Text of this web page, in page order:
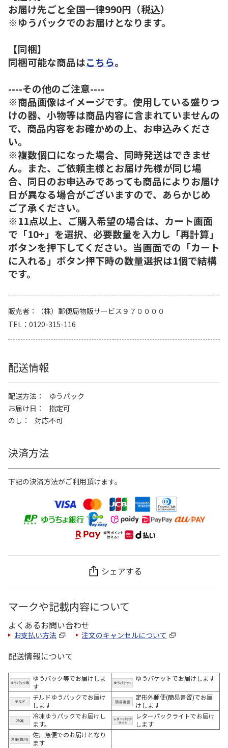
お届け先ごと全国一律990円（税込）
※ゆうパックでのお届けとなります。
【同梱】
同梱可能な商品はこちら。
----その他のご注意----
※商品画像はイメージです。使用している盛りつ
けの器、小物等は商品内容に含まれていませんの
で、商品内容をお確かめの上、お申込みくださ
い。
※複数個口になった場合、同時発送はできませ
ん。また、ご依頼主様とお届け先様が同じ場
合、同日のお申込みであっても商品によりお届け
日が異なる場合がございますので、あらかじめ
ご了承ください。
※11点以上、ご購入希望の場合は、カート画面
で「10+」を選択、必要数量を入力し「再計算」
ボタンを押下してください。当画面での「カート
に入れる」ボタン押下時の数量選択は1個で結構
です。
販売者
（株）郵便局物販サービス９７００００
TEL
0120-315-116
配送情報
配送方法
ゆうパック
お届け日
指定可
のし
対応不可
決済方法
下記の決済方法がご利用頂けます。
シェアする
マークや記載内容について
よくあるお問い合わせ
お支払い方法 注文のキャンセルについて
配送情報について
ゆうパック等でお届けしま
す
ゆうパケットでお届けします
チルドゆうパックでお届け
します
定形外郵便(簡易書留)でお届
けします
冷凍ゆうパックでお届けし
ます。
レターパックライトでお届け
します
佐川急便でのお届けとなり
ます